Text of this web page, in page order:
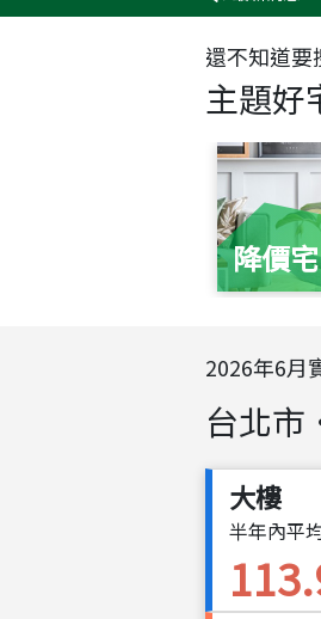
還不知道要
主題好
降價宅
2026年6月
台北市
大樓
半年內平